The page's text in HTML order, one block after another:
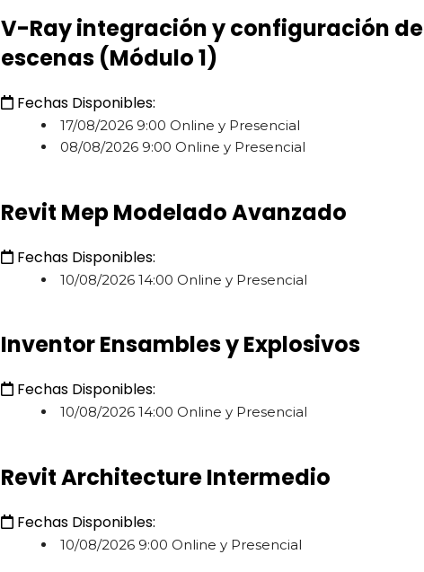
V-Ray integración y configuración de
escenas (Módulo 1)
Fechas Disponibles:
17/08/2026 9:00 Online y Presencial
08/08/2026 9:00 Online y Presencial
Revit Mep Modelado Avanzado
Fechas Disponibles:
10/08/2026 14:00 Online y Presencial
Inventor Ensambles y Explosivos
Fechas Disponibles:
10/08/2026 14:00 Online y Presencial
Revit Architecture Intermedio
Fechas Disponibles:
10/08/2026 9:00 Online y Presencial